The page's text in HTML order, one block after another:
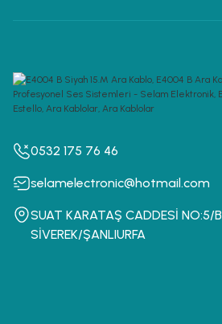
0532 175 76 46
selamelectronic@hotmail.com
SUAT KARATAŞ CADDESİ NO:5/B
SİVEREK/ŞANLIURFA